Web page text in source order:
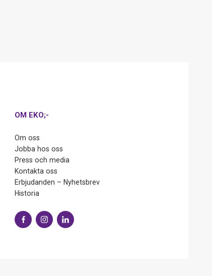
OM EKO;-
Om oss
Jobba hos oss
Press och media
Kontakta oss
Erbjudanden – Nyhetsbrev
Historia